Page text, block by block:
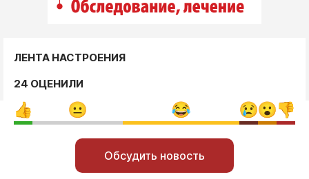
ЛЕНТА НАСТРОЕНИЯ
24 ОЦЕНИЛИ
Обсудить новость